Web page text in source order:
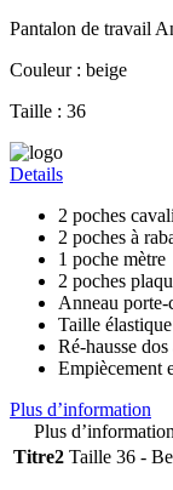
Pantalon de travail
Couleur : beige
Taille : 36
Details
2 poches
2 poches à
1 poche mètre
2 poches
Anneau
Taille
Ré-hausse
Empiècement
Plus d’information
Plus d’information
Titre2 Taille 36 -